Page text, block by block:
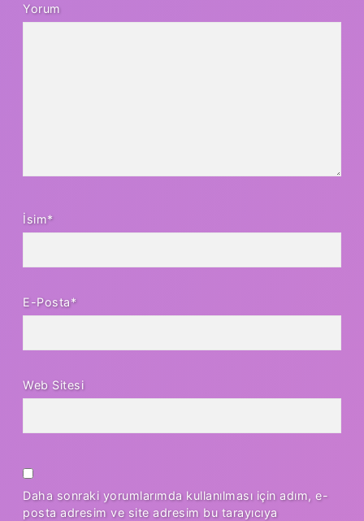
Yorum
İsim*
E-Posta*
Web Sitesi
Daha sonraki yorumlarımda kullanılması için adım, e-
posta adresim ve site adresim bu tarayıcıya